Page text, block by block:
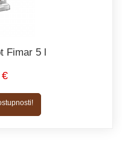
Fimar 5 l